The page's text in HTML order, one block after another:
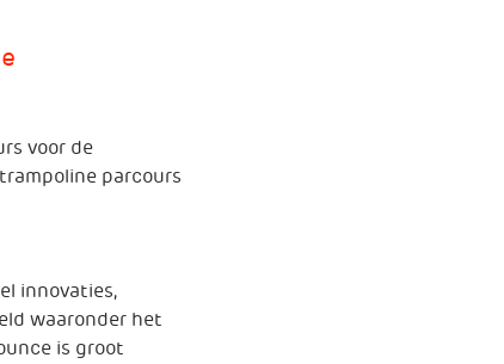
voor de
parcours
innovaties,
waaronder het
is groot